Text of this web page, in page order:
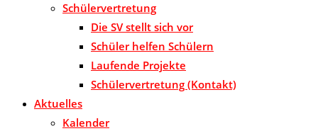
Schülervertretung
Die SV stellt sich vor
Schüler helfen Schülern
Laufende Projekte
Schülervertretung (Kontakt)
Aktuelles
Kalender